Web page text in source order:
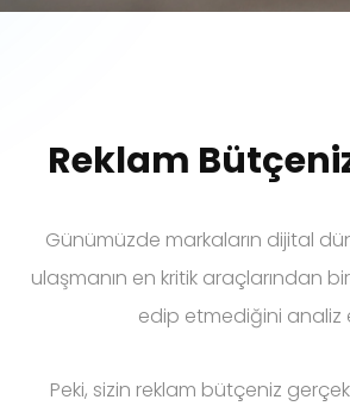
Reklam
Günümüzde markaların dijital
ulaşmanın en kritik araçlarından
edip etmediğini analiz
Peki, sizin reklam bütçeniz